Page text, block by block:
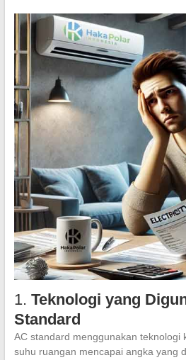
1. Teknologi yang
Standard
AC standard menggunakan teknologi
suhu ruangan mencapai angka yang